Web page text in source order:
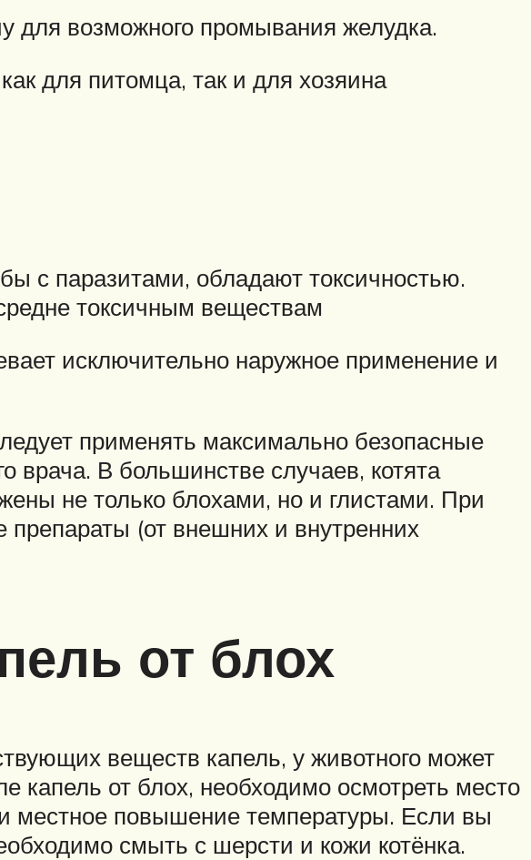
для возможного промывания желудка.
для питомца, так и для хозяина
с паразитами, обладают токсичностью.
токсичным веществам
исключительно наружное применение и
применять максимально безопасные
врача. В большинстве случаев, котята
не только блохами, но и глистами. При
(от внешних и внутренних
от блох
веществ капель, у животного может
капель от блох, необходимо осмотреть место
местное повышение температуры. Если вы
смыть с шерсти и кожи котёнка.